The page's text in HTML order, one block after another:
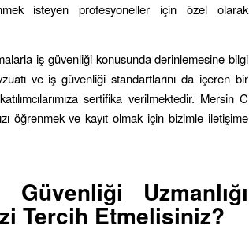
isteyen profesyoneller için özel olarak
iş güvenliği konusunda derinlemesine bilgi
ve iş güvenliği standartlarını da içeren bir
sertifika verilmektedir. Mersin C
öğrenmek ve kayıt olmak için bizimle iletişime
Uzmanlığı
Tercih Etmelisiniz?